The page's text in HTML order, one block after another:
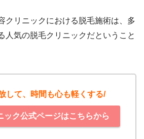
クリニックにおける脱毛施術は、多
人気の脱毛クリニックだということ
して、時間も心も軽くする/
ック公式ページはこちらから